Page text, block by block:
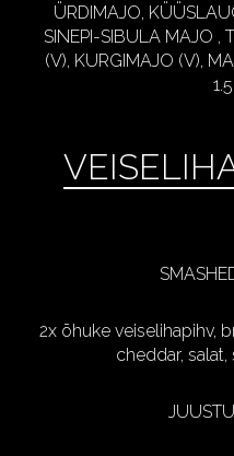
ÜRDIMAJO,
SINEPI-SIBULA MAJO ,
(V), KURGIMAJO (V),
2x õhuke veiselihapihv,
cheddar,